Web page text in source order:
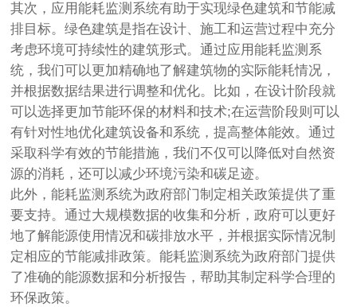
其次，应用能耗监测系统有助于实现绿色建筑和节能减
排目标。绿色建筑是指在设计、施工和运营过程中充分
考虑环境可持续性的建筑形式。通过应用能耗监测系
统，我们可以更加精确地了解建筑物的实际能耗情况，
并根据数据结果进行调整和优化。比如，在设计阶段就
可以选择更加节能环保的材料和技术;在运营阶段则可以
有针对性地优化建筑设备和系统，提高整体能效。通过
采取科学有效的节能措施，我们不仅可以降低对自然资
源的消耗，还可以减少环境污染和碳足迹。
此外，能耗监测系统为政府部门制定相关政策提供了重
要支持。通过大规模数据的收集和分析，政府可以更好
地了解能源使用情况和碳排放水平，并根据实际情况制
定相应的节能减排政策。能耗监测系统为政府部门提供
了准确的能源数据和分析报告，帮助其制定科学合理的
环保政策。